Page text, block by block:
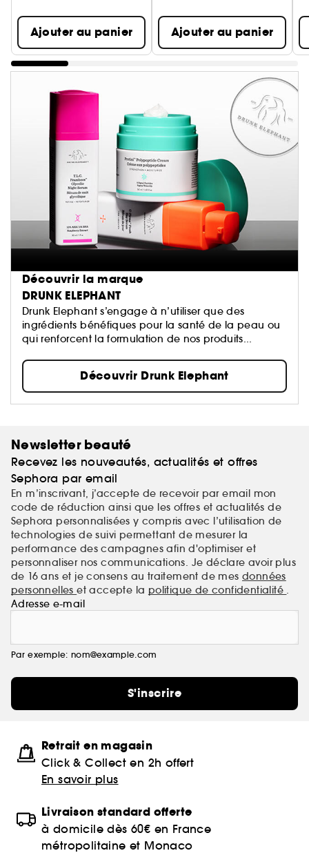
Ajouter au panier Ajouter au panier
Découvrir la marque
DRUNK ELEPHANT
Drunk Elephant s’engage à n’utiliser que des
ingrédients bénéfiques pour la santé de la peau ou
qui renforcent la formulation de nos produits...
Découvrir Drunk Elephant
Newsletter beauté
Recevez les nouveautés, actualités et offres
Sephora par email
En m’inscrivant, j’accepte de recevoir par email mon
code de réduction ainsi que les offres et actualités de
Sephora personnalisées y compris avec l’utilisation de
technologies de suivi permettant de mesurer la
performance des campagnes afin d'optimiser et
personnaliser nos communications. Je déclare avoir plus
de 16 ans et je consens au traitement de mes données
personnelleset accepte la politique de confidentialité .
Adresse e-mail
Par exemple: nom@example.com
S'inscrire
Retrait en magasin
Click & Collect en 2h offert
En savoir plus
Livraison standard offerte
à domicile dès 60€ en France
métropolitaine et Monaco